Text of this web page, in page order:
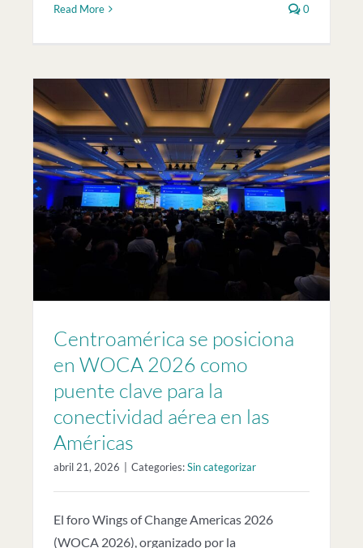
Read More 0
Centroamérica se posiciona
en WOCA 2026 como
puente clave para la
conectividad aérea en las
Américas
abril 21, 2026 Categories:Sin categorizar
El foro Wings of Change Americas 2026
(WOCA 2026), organizado por la